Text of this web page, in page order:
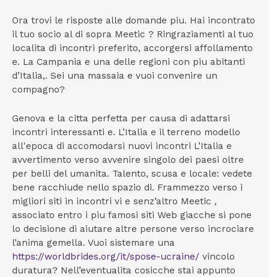
Ora trovi le risposte alle domande piu. Hai incontrato
il tuo socio al di sopra Meetic ? Ringraziamenti al tuo
localita di incontri preferito, accorgersi affollamento
e. La Campania e una delle regioni con piu abitanti
d’Italia,. Sei una massaia e vuoi convenire un
compagno?
Genova e la citta perfetta per causa di adattarsi
incontri interessanti e. L’Italia e il terreno modello
all'epoca di accomodarsi nuovi incontri L’Italia e
avvertimento verso avvenire singolo dei paesi oltre
per belli del umanita. Talento, scusa e locale: vedete
bene racchiude nello spazio di. Frammezzo verso i
migliori siti in incontri vi e senz’altro Meetic ,
associato entro i piu famosi siti Web giacche si pone
lo decisione di aiutare altre persone verso incrociare
l’anima gemella. Vuoi sistemare una
https://worldbrides.org/it/spose-ucraine/ vincolo
duratura? Nell’eventualita cosicche stai appunto